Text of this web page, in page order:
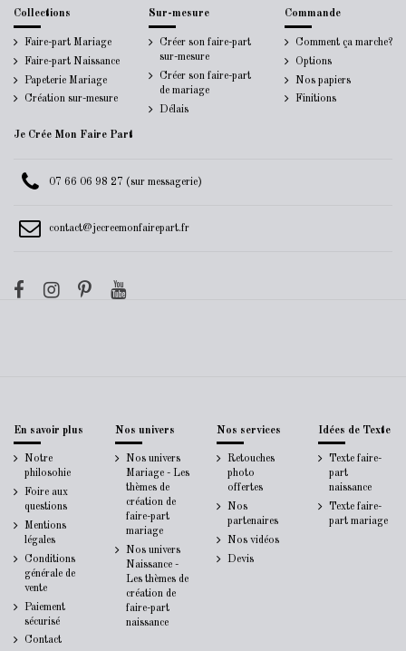
Collections
Faire-part Mariage
Faire-part Naissance
Papeterie Mariage
Création sur-mesure
Sur-mesure
Créer son faire-part
sur-mesure
Créer son faire-part
de mariage
Délais
Commande
Comment ça marche?
Options
Nos papiers
Finitions
Je Crée Mon Faire Part
07 66 06 98 27 (sur messagerie)
contact@jecreemonfairepart.fr
En savoir plus
Notre
philosohie
Foire aux
questions
Mentions
légales
Conditions
générale de
vente
Paiement
sécurisé
Contact
Nos univers
Nos univers
Mariage - Les
thèmes de
création de
faire-part
mariage
Nos univers
Naissance -
Les thèmes de
création de
faire-part
naissance
Nos services
Retouches
photo
offertes
Nos
partenaires
Nos vidéos
Devis
Idées de Texte
Texte faire-
part
naissance
Texte faire-
part mariage